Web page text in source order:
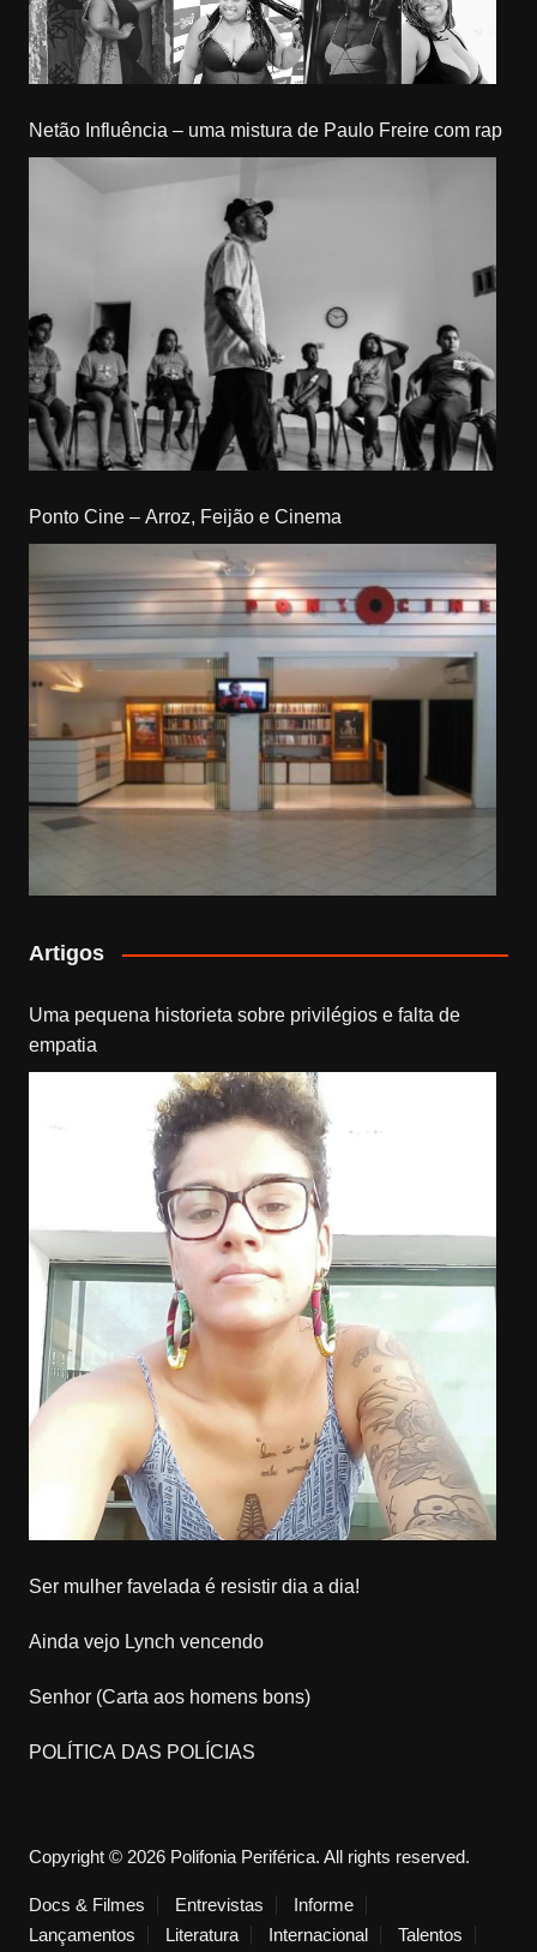
Netão Influência – uma mistura de Paulo Freire com rap
Ponto Cine – Arroz, Feijão e Cinema
Artigos
Uma pequena historieta sobre privilégios e falta de
empatia
Ser mulher favelada é resistir dia a dia!
Ainda vejo Lynch vencendo
Senhor (Carta aos homens bons)
POLÍTICA DAS POLÍCIAS
Copyright © 2026 Polifonia Periférica. All rights reserved.
Docs & Filmes Entrevistas
Informe
Lançamentos
Literatura Internacional Talentos